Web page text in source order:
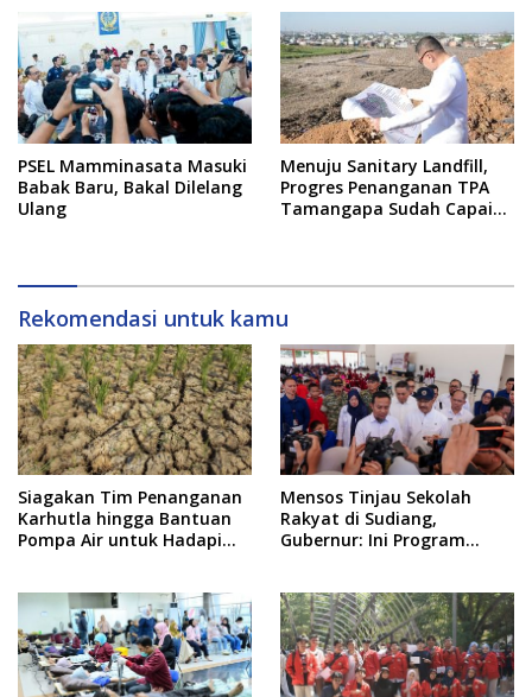
PSEL Mamminasata Masuki
Babak Baru, Bakal Dilelang
Ulang
Menuju Sanitary Landfill,
Progres Penanganan TPA
Tamangapa Sudah Capai
Rekomendasi untuk kamu
Siagakan Tim Penanganan
Karhutla hingga Bantuan
Pompa Air untuk Hadapi
Mensos Tinjau Sekolah
Rakyat di Sudiang,
Gubernur: Ini Program